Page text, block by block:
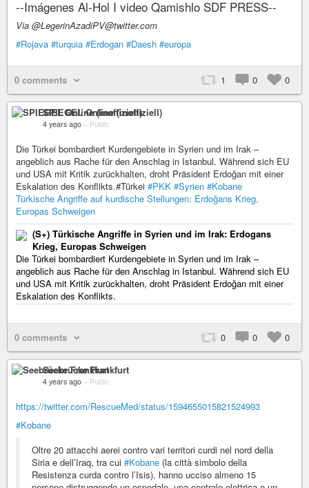
--Imágenes Al-Hol I video Qamishlo SDF PRESS--
Via @LegerinAzadiPV@twitter.com
#Rojava #turquia #Erdogan #Daesh #europa
0 comments 1 0 0
SPIEGEL Online (inoffiziell)
4 years ago – Public
Die Türkei bombardiert Kurdengebiete in Syrien und im Irak –
angeblich aus Rache für den Anschlag in Istanbul. Während sich EU
und USA mit Kritik zurückhalten, droht Präsident Erdoğan mit einer
Eskalation des Konflikts.#Türkei #PKK #Syrien #Kobane
Türkische Angriffe auf kurdische Stellungen: Erdoğans Krieg,
Europas Schweigen
(S+) Türkische Angriffe in Syrien und im Irak: Erdogans
Krieg, Europas Schweigen
Die Türkei bombardiert Kurdengebiete in Syrien und im Irak –
angeblich aus Rache für den Anschlag in Istanbul. Während sich EU
und USA mit Kritik zurückhalten, droht Präsident Erdoğan mit einer
Eskalation des Konflikts.
0 comments 0 0 0
Seebrücke Frankfurt
4 years ago – Public
https://twitter.com/RescueMed/status/1594655015821524993
#Kobane
Oltre 20 attacchi aerei contro vari territori curdi nel nord della
Siria e dell’Iraq, tra cui #Kobane (la città simbolo della
Resistenza curda contro l’Isis), hanno ucciso almeno 15